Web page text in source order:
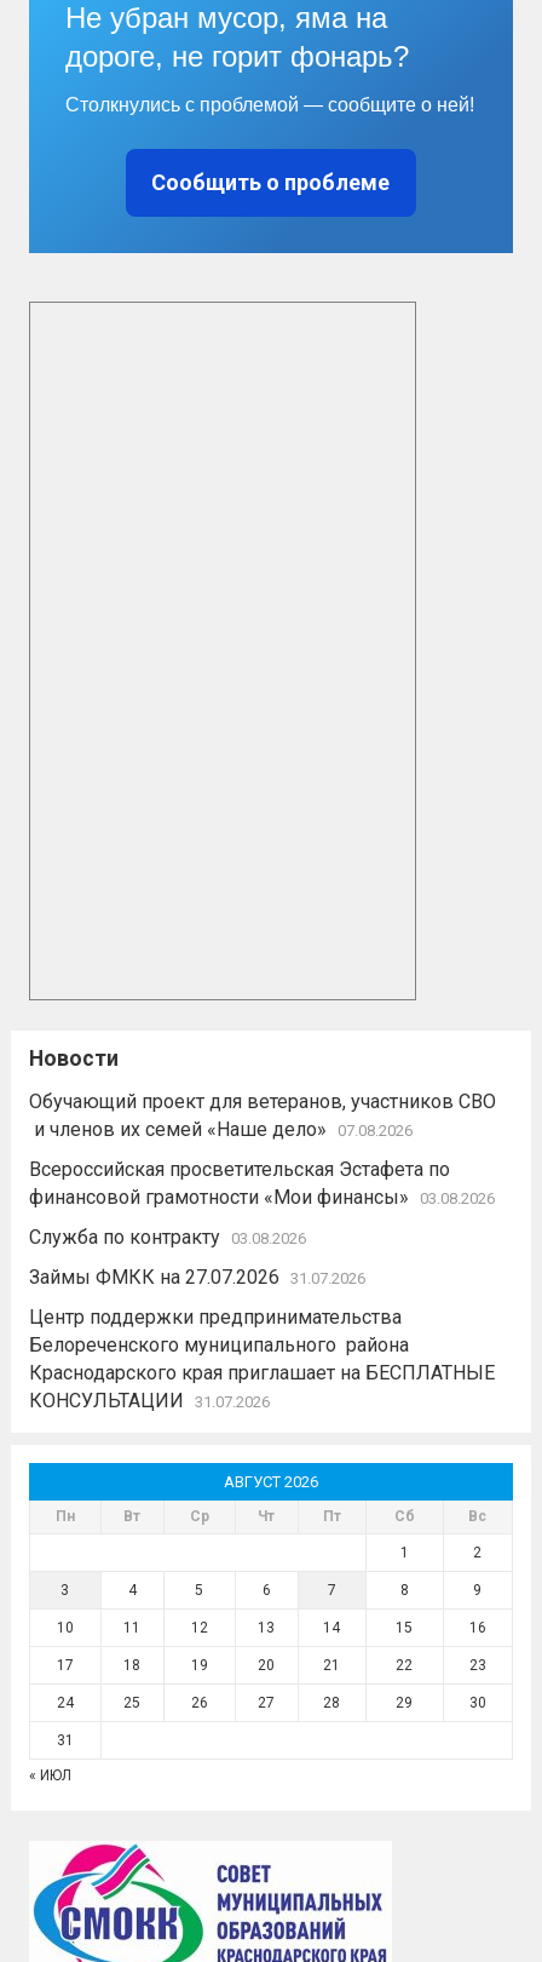
Не убран мусор, яма на
дороге, не горит фонарь?
Столкнулись с проблемой — сообщите о ней!
Сообщить о проблеме
Новости
Обучающий проект для ветеранов, участников СВО
и членов их семей «Наше дело»
07.08.2026
Всероссийская просветительская Эстафета по
финансовой грамотности «Мои финансы»
03.08.2026
Служба по контракту 03.08.2026
Займы ФМКК на 27.07.2026 31.07.2026
Центр поддержки предпринимательства
Белореченского муниципального района
Краснодарского края приглашает на БЕСПЛАТНЫЕ
КОНСУЛЬТАЦИИ
31.07.2026
АВГУСТ 2026
Пн Вт Ср Чт Пт Сб Вс
1 2
3 4 5 6 7 8 9
10 11 12 13 14 15 16
17 18 19 20 21 22 23
24 25 26 27 28 29 30
31
« ИЮЛ